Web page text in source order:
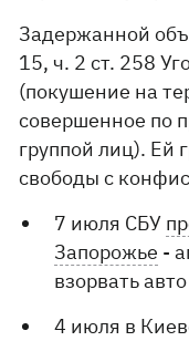
Задержанной
15, ч. 2 ст. 258
(покушение на
совершенное по
группой лиц). Ей
свободы с
7 июля СБУ
Запорожье -
взорвать
4 июля в